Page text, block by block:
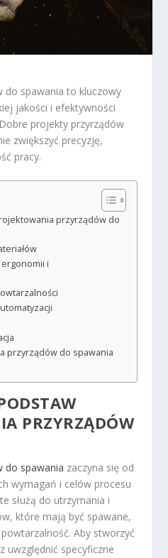
do spawania to kluczowy
jakości i efektywności
projekty przyrządów
zwiększyć precyzję,
pracy.
przyrządów do
i
przyrządów do spawania
PRZYRZĄDÓW
do spawania zaczyna się od
wymagań i celów procesu
służą do utrzymania i
które mają być spawane,
Aby stworzyć
uwzględnić specyficzne